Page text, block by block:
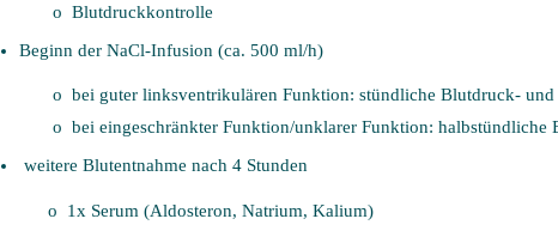
o Blutdruckkontrolle
Beginn der NaCl-Infusion (ca. 500 ml/h)
o bei guter linksventrikulären Funktion: stündliche Blutdruck- und
o bei eingeschränkter Funktion/unklarer Funktion: halbstündliche
weitere Blutentnahme nach 4 Stunden
o 1x Serum (Aldosteron, Natrium, Kalium)